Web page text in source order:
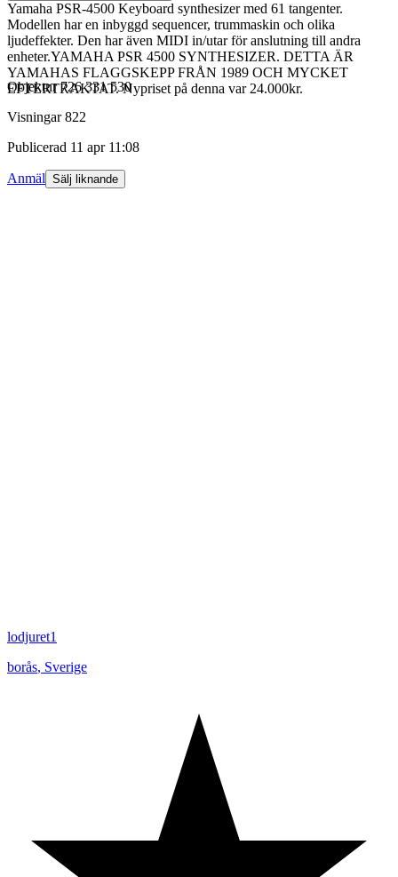
Yamaha PSR-4500 Keyboard synthesizer med 61 tangenter.
Modellen har en inbyggd sequencer, trummaskin och olika
ljudeffekter. Den har även MIDI in/utar för anslutning till andra
enheter.YAMAHA PSR 4500 SYNTHESIZER. DETTA ÄR
YAMAHAS FLAGGSKEPP FRÅN 1989 OCH MYCKET
EFTERTRAKTAT. Nypriset på denna var 24.000kr.
Objektnr 726 331 530
Visningar 822
Publicerad 11 apr 11:08
Anmäl Sälj liknande
lodjuret1
borås, Sverige